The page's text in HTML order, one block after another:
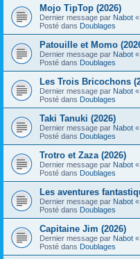
Mojo TipTop (2026)
Dernier message par Nabot «
Posté dans Doublages
Patouille et Momo
Dernier message par Nabot «
Posté dans Doublages
Les Trois Bricochons
Dernier message par Nabot «
Posté dans Doublages
Taki Tanuki (2026)
Dernier message par Nabot «
Posté dans Doublages
Trotro et Zaza (2026)
Dernier message par Nabot «
Posté dans Doublages
Les aventures
Dernier message par Nabot «
Posté dans Doublages
Capitaine Jim (2026)
Dernier message par Nabot «
Posté dans Doublages